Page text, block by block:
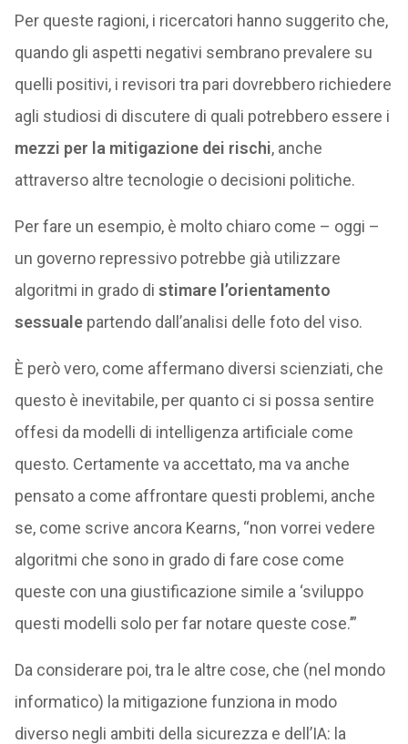
Per queste ragioni, i ricercatori hanno suggerito che,
quando gli aspetti negativi sembrano prevalere su
quelli positivi, i revisori tra pari dovrebbero richiedere
agli studiosi di discutere di quali potrebbero essere i
mezzi per la mitigazione dei rischi, anche
attraverso altre tecnologie o decisioni politiche.
Per fare un esempio, è molto chiaro come – oggi –
un governo repressivo potrebbe già utilizzare
algoritmi in grado di stimare l’orientamento
sessualepartendo dall’analisi delle foto del viso.
È però vero, come affermano diversi scienziati, che
questo è inevitabile, per quanto ci si possa sentire
offesi da modelli di intelligenza artificiale come
questo. Certamente va accettato, ma va anche
pensato a come affrontare questi problemi, anche
se, come scrive ancora Kearns, “non vorrei vedere
algoritmi che sono in grado di fare cose come
queste con una giustificazione simile a ‘sviluppo
questi modelli solo per far notare queste cose.’”
Da considerare poi, tra le altre cose, che (nel mondo
informatico) la mitigazione funziona in modo
diverso negli ambiti della sicurezza e dell’IA: la